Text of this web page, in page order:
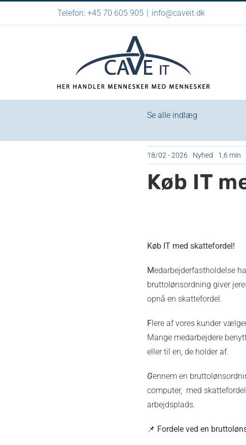
Telefon: +45 70 605 905 | info@caveit.dk
Se alle indlæg
18/02 - 2026 Nyhed 1,6 min
Køb IT
Køb IT med skattefordel!
Medarbejderfastholdelse
bruttolønsordning giver
opnå en skattefordel.
Flere af vores kunder
Mange medarbejdere
eller til en, de holder af.
Gennem en
computer, med
arbejdsplads.
📌 Fordele ved en